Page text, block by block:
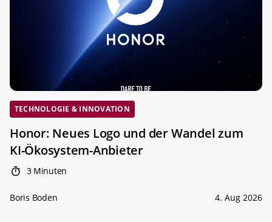
TECHNOLOGIE & INNOVATION
Honor: Neues Logo und der Wandel zum
KI-Ökosystem-Anbieter
3 Minuten
Boris Boden 4. Aug 2026